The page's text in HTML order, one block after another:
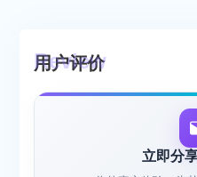
用户评价
立即分